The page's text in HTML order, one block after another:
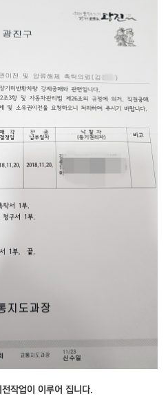
작업이 이루어 집니다.